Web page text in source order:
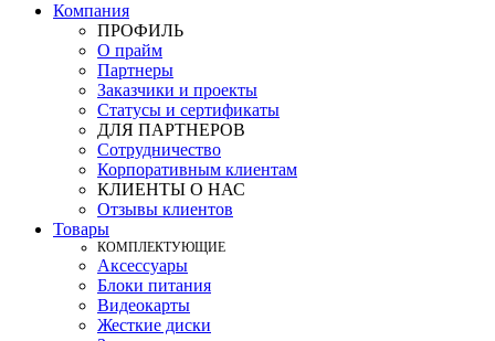
Компания
ПРОФИЛЬ
О прайм
Партнеры
Заказчики и проекты
Статусы и сертификаты
ДЛЯ ПАРТНЕРОВ
Сотрудничество
Корпоративным клиентам
КЛИЕНТЫ О НАС
Отзывы клиентов
Товары
КOМПЛЕКТУЮЩИЕ
Аксессуары
Блоки питания
Видеокарты
Жесткие диски